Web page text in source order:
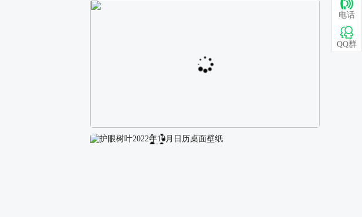
巴图 古风白衣女孩骑马壁纸
电话
QQ群